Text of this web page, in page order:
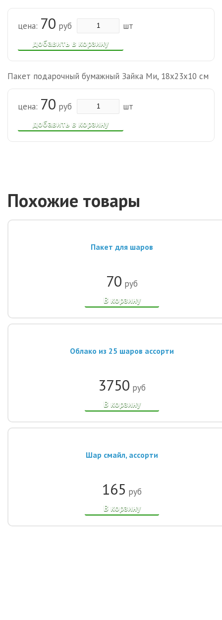
добавить в корзину
цена: 70 руб шт
Пакет подарочный бумажный Зайка Ми, 18х23х10 см
добавить в корзину
цена: 70 руб шт
Похожие товары
Пакет для шаров
70 руб
В корзину
Облако из 25 шаров ассорти
3750 руб
В корзину
Шар смайл, ассорти
165 руб
В корзину